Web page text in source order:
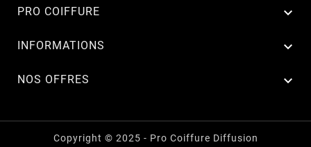
PRO COIFFURE 
INFORMATIONS 
NOS OFFRES 
Copyright © 2025 - Pro Coiffure Diffusion